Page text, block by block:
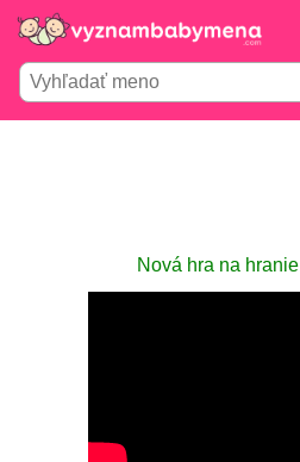
Nová hra na